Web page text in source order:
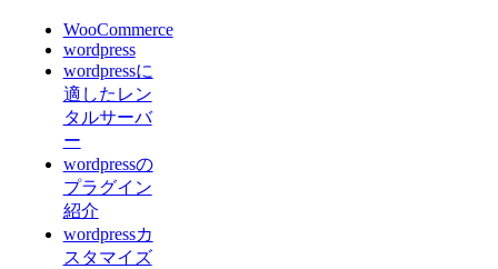
WooCommerce
wordpress
wordpressに
適したレン
タルサーバ
ー
wordpressの
プラグイン
紹介
wordpressカ
スタマイズ